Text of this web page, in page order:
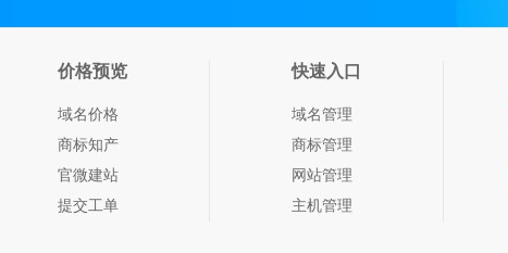
价格预览
域名价格
商标知产
官微建站
提交工单
快速入口
域名管理
商标管理
网站管理
主机管理